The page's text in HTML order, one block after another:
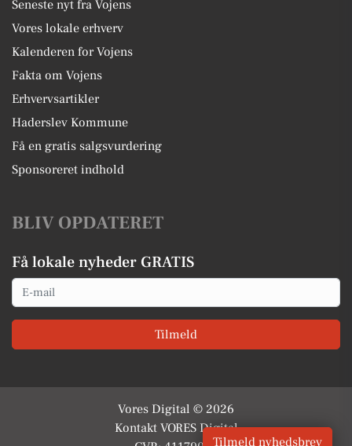
Seneste nyt fra Vojens
Vores lokale erhverv
Kalenderen for Vojens
Fakta om Vojens
Erhvervsartikler
Haderslev Kommune
Få en gratis salgsvurdering
Sponsoreret indhold
BLIV OPDATERET
Få lokale nyheder GRATIS
Email
Tilmeld
Vores Digital © 2026
Kontakt VORES Digital
Tilmeld nyhedsbrev